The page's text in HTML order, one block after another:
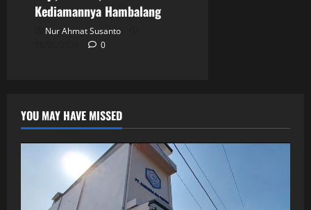
Kediamannya Hambalang
Nur Ahmat Susanto
0
YOU MAY HAVE MISSED